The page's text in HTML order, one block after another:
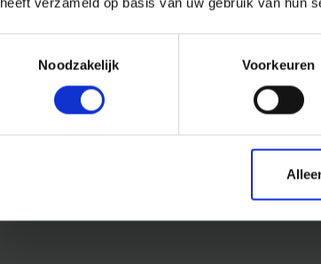
Noodzakelijk
Voorkeuren